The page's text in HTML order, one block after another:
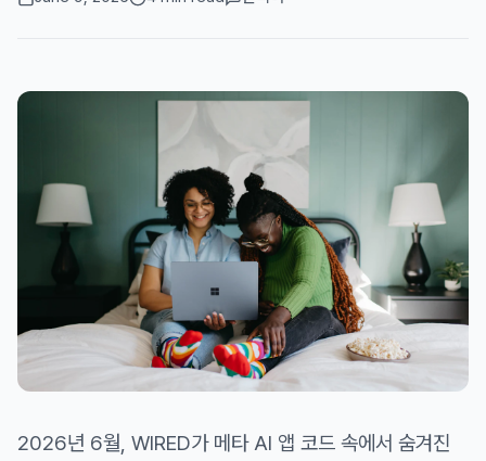
2026년 6월, WIRED가 메타 AI 앱 코드 속에서 숨겨진